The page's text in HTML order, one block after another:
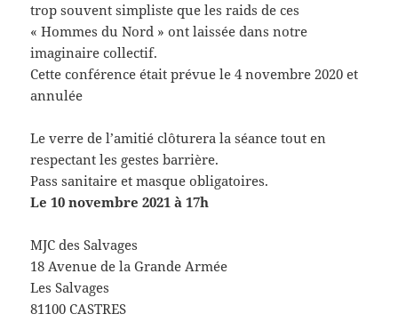
trop souvent simpliste que les raids de ces
« Hommes du Nord » ont laissée dans notre
imaginaire collectif.
Cette conférence était prévue le 4 novembre 2020 et
annulée
Le verre de l’amitié clôturera la séance tout en
respectant les gestes barrière.
Pass sanitaire et masque obligatoires.
Le 10 novembre 2021 à 17h
MJC des Salvages
18 Avenue de la Grande Armée
Les Salvages
81100 CASTRES